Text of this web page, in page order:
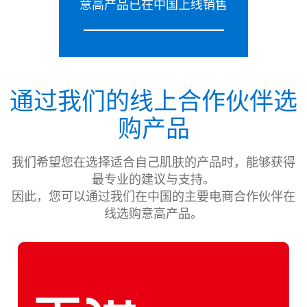
意高产品已在中国上线销售
通过我们的线上合作伙伴选
购产品
我们希望您在选择适合自己肌肤的产品时，能够获得
最专业的建议与支持。
因此，您可以通过我们在中国的主要电商合作伙伴在
线选购意高产品。